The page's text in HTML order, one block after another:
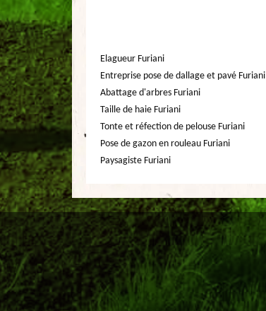
Elagueur Furiani
Entreprise pose de dallage et pavé Furiani
Abattage d'arbres Furiani
Taille de haie Furiani
Tonte et réfection de pelouse Furiani
Pose de gazon en rouleau Furiani
Paysagiste Furiani